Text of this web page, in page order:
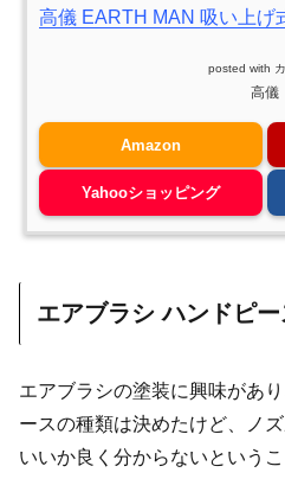
高儀 EARTH MAN 吸い上げ
posted with
高儀
Amazon
Yahooショッピング
エアブラシ ハンドピ
エアブラシの塗装に興味があ
ースの種類は決めたけど、ノ
いいか良く分からないというこ